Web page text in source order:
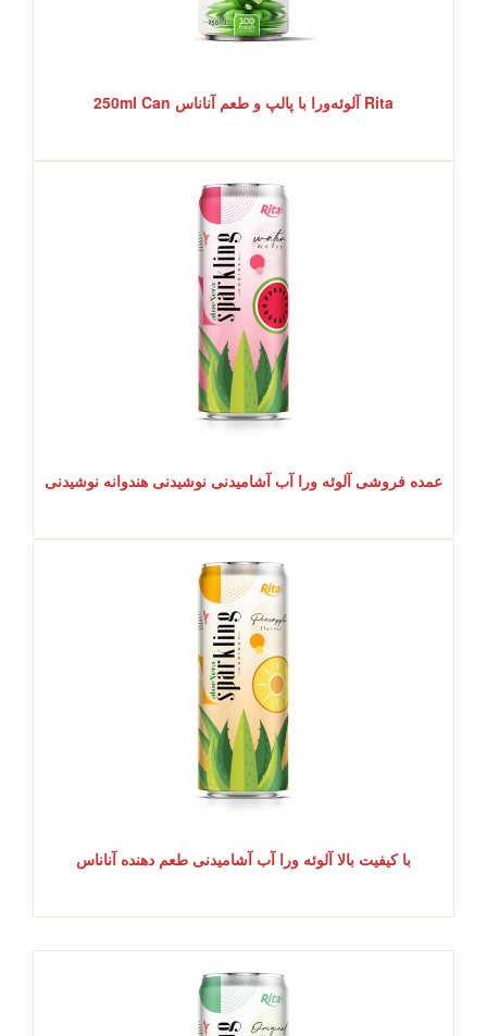
Rita آلوئه‌ورا با پالپ و طعم آناناس 250ml Can
عمده فروشی آلوئه ورا آب آشامیدنی نوشیدنی هندوانه نوشیدنی
با کیفیت بالا آلوئه ورا آب آشامیدنی طعم دهنده آناناس